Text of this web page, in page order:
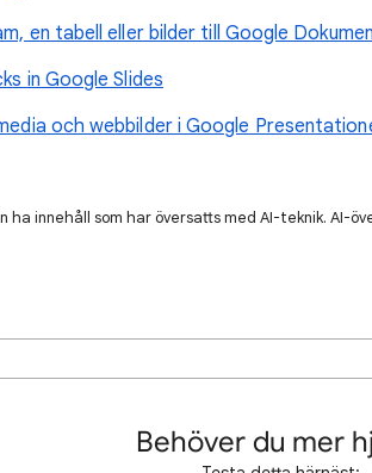
en tabell eller bilder till Google
in Google Slides
och webbilder i Google
ha innehåll som har översatts med AI-teknik. AI-
Behöver du mer